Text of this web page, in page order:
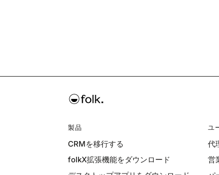
製品
CRMを移行する
folkX拡張機能をダウンロード
ユ
代
営